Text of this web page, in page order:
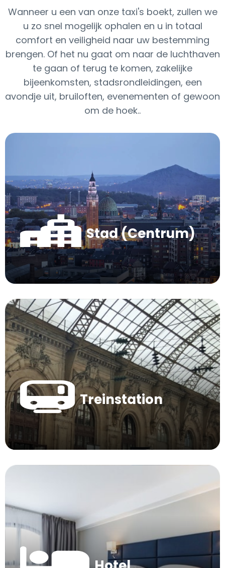
Wanneer u een van onze taxi's boekt, zullen we
u zo snel mogelijk ophalen en u in totaal
comfort en veiligheid naar uw bestemming
brengen. Of het nu gaat om naar de luchthaven
te gaan of terug te komen, zakelijke
bijeenkomsten, stadsrondleidingen, een
avondje uit, bruiloften, evenementen of gewoon
om de hoek..
Stad (Centrum)
Treinstation